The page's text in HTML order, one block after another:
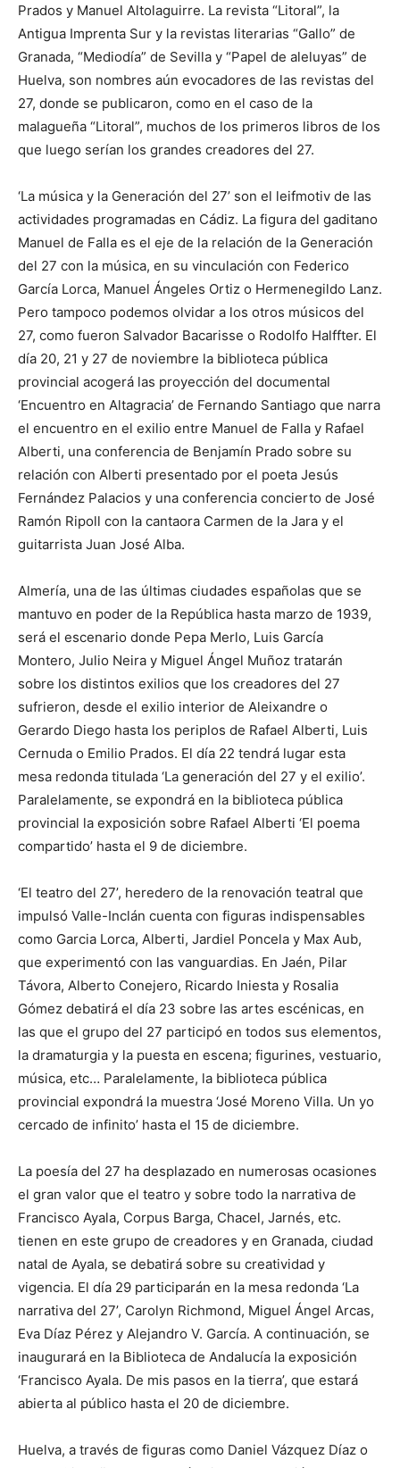
Prados y Manuel Altolaguirre. La revista “Litoral”, la
Antigua Imprenta Sur y la revistas literarias “Gallo” de
Granada, “Mediodía” de Sevilla y “Papel de aleluyas” de
Huelva, son nombres aún evocadores de las revistas del
27, donde se publicaron, como en el caso de la
malagueña “Litoral”, muchos de los primeros libros de los
que luego serían los grandes creadores del 27.
‘La música y la Generación del 27’ son el leifmotiv de las
actividades programadas en Cádiz. La figura del gaditano
Manuel de Falla es el eje de la relación de la Generación
del 27 con la música, en su vinculación con Federico
García Lorca, Manuel Ángeles Ortiz o Hermenegildo Lanz.
Pero tampoco podemos olvidar a los otros músicos del
27, como fueron Salvador Bacarisse o Rodolfo Halffter. El
día 20, 21 y 27 de noviembre la biblioteca pública
provincial acogerá las proyección del documental
‘Encuentro en Altagracia’ de Fernando Santiago que narra
el encuentro en el exilio entre Manuel de Falla y Rafael
Alberti, una conferencia de Benjamín Prado sobre su
relación con Alberti presentado por el poeta Jesús
Fernández Palacios y una conferencia concierto de José
Ramón Ripoll con la cantaora Carmen de la Jara y el
guitarrista Juan José Alba.
Almería, una de las últimas ciudades españolas que se
mantuvo en poder de la República hasta marzo de 1939,
será el escenario donde Pepa Merlo, Luis García
Montero, Julio Neira y Miguel Ángel Muñoz tratarán
sobre los distintos exilios que los creadores del 27
sufrieron, desde el exilio interior de Aleixandre o
Gerardo Diego hasta los periplos de Rafael Alberti, Luis
Cernuda o Emilio Prados. El día 22 tendrá lugar esta
mesa redonda titulada ‘La generación del 27 y el exilio’.
Paralelamente, se expondrá en la biblioteca pública
provincial la exposición sobre Rafael Alberti ‘El poema
compartido’ hasta el 9 de diciembre.
‘El teatro del 27’, heredero de la renovación teatral que
impulsó Valle-Inclán cuenta con figuras indispensables
como Garcia Lorca, Alberti, Jardiel Poncela y Max Aub,
que experimentó con las vanguardias. En Jaén, Pilar
Távora, Alberto Conejero, Ricardo Iniesta y Rosalia
Gómez debatirá el día 23 sobre las artes escénicas, en
las que el grupo del 27 participó en todos sus elementos,
la dramaturgia y la puesta en escena; figurines, vestuario,
música, etc… Paralelamente, la biblioteca pública
provincial expondrá la muestra ‘José Moreno Villa. Un yo
cercado de infinito’ hasta el 15 de diciembre.
La poesía del 27 ha desplazado en numerosas ocasiones
el gran valor que el teatro y sobre todo la narrativa de
Francisco Ayala, Corpus Barga, Chacel, Jarnés, etc.
tienen en este grupo de creadores y en Granada, ciudad
natal de Ayala, se debatirá sobre su creatividad y
vigencia. El día 29 participarán en la mesa redonda ‘La
narrativa del 27’, Carolyn Richmond, Miguel Ángel Arcas,
Eva Díaz Pérez y Alejandro V. García. A continuación, se
inaugurará en la Biblioteca de Andalucía la exposición
‘Francisco Ayala. De mis pasos en la tierra’, que estará
abierta al público hasta el 20 de diciembre.
Huelva, a través de figuras como Daniel Vázquez Díaz o